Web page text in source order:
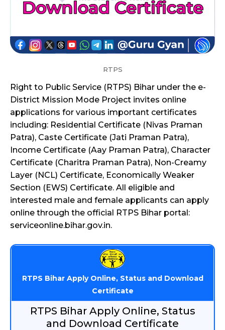
RTPS
Right to Public Service (RTPS) Bihar under the e-
District Mission Mode Project invites online
applications for various important certificates
including: Residential Certificate (Nivas Praman
Patra), Caste Certificate (Jati Praman Patra),
Income Certificate (Aay Praman Patra), Character
Certificate (Charitra Praman Patra), Non-Creamy
Layer (NCL) Certificate, Economically Weaker
Section (EWS) Certificate. All eligible and
interested male and female applicants can apply
online through the official RTPS Bihar portal:
serviceonline.bihar.gov.in.
RTPS Bihar Apply Online, Status and Download
Certificate
RTPS Bihar Apply Online, Status
and Download Certificate